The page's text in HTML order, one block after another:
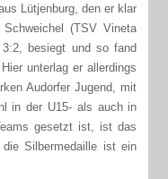
Lütjenburg, den er klar
(TSV Vineta
besiegt und so fand
unterlag er allerdings
Audorfer Jugend, mit
in der U15- als auch in
gesetzt ist, ist das
Silbermedaille ist ein